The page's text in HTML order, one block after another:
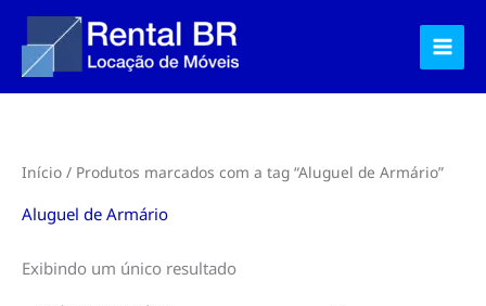
para
conteúdo
Início / Produtos marcados com a tag “Aluguel de Armário”
Aluguel de Armário
Exibindo um único resultado